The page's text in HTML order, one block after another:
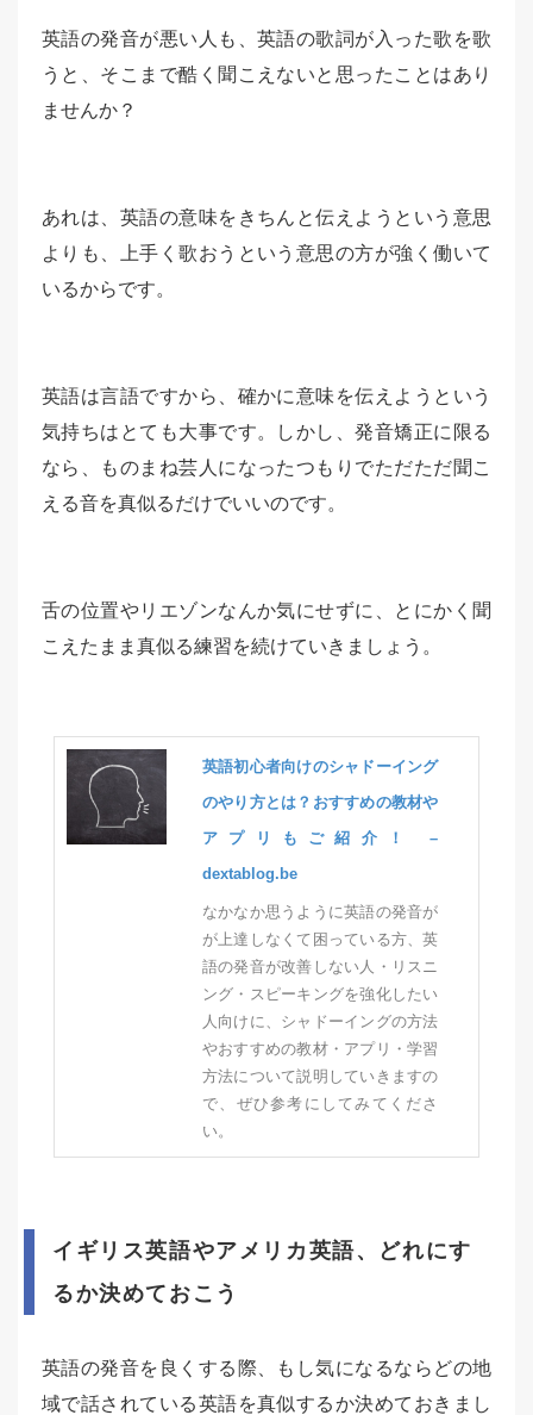
英語の発音が悪い人も、英語の歌詞が入った歌を歌
うと、そこまで酷く聞こえないと思ったことはあり
ませんか？
あれは、英語の意味をきちんと伝えようという意思
よりも、上手く歌おうという意思の方が強く働いて
いるからです。
英語は言語ですから、確かに意味を伝えようという
気持ちはとても大事です。しかし、発音矯正に限る
なら、ものまね芸人になったつもりでただただ聞こ
える音を真似るだけでいいのです。
舌の位置やリエゾンなんか気にせずに、とにかく聞
こえたまま真似る練習を続けていきましょう。
英語初心者向けのシャドーイング
のやり方とは？おすすめの教材や
アプリもご紹介！ –
dextablog.be
なかなか思うように英語の発音が
が上達しなくて困っている方、英
語の発音が改善しない人・リスニ
ング・スピーキングを強化したい
人向けに、シャドーイングの方法
やおすすめの教材・アプリ・学習
方法について説明していきますの
で、ぜひ参考にしてみてくださ
い。
イギリス英語やアメリカ英語、どれにす
るか決めておこう
英語の発音を良くする際、もし気になるならどの地
域で話されている英語を真似するか決めておきまし